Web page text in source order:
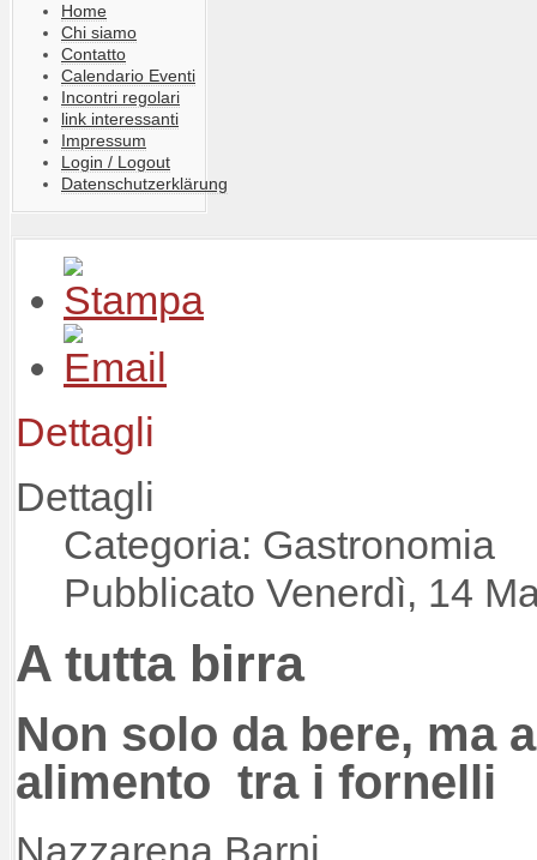
Home
Chi siamo
Contatto
Calendario Eventi
Incontri regolari
link interessanti
Impressum
Login / Logout
Datenschutzerklärung
Dettagli
Dettagli
Categoria: Gastronomia
Pubblicato Venerdì, 14
A tutta birra
Non solo da bere, ma
alimento tra i fornelli
Nazzarena Barni